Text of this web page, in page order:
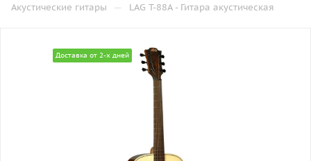
Акустические гитары — LAG T-88A - Гитара акустическая
Доставка от 2-х дней